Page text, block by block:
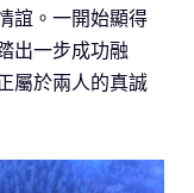
誼。一開始顯得
出一步成功融
屬於兩人的真誠